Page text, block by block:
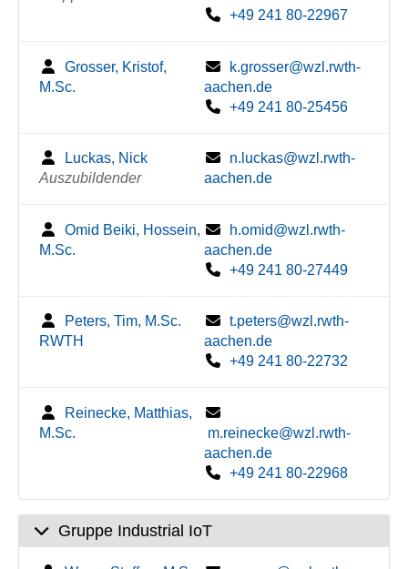
+49 241 80-22967
Grosser, Kristof,
M.Sc.
k.grosser@wzl.rwth-
aachen.de
+49 241 80-25456
Luckas, Nick
Auszubildender
n.luckas@wzl.rwth-
aachen.de
Omid Beiki, Hossein,
M.Sc.
h.omid@wzl.rwth-
aachen.de
+49 241 80-27449
Peters, Tim, M.Sc.
RWTH
t.peters@wzl.rwth-
aachen.de
+49 241 80-22732
Reinecke, Matthias,
M.Sc.
m.reinecke@wzl.rwth-
aachen.de
+49 241 80-22968
Gruppe Industrial IoT